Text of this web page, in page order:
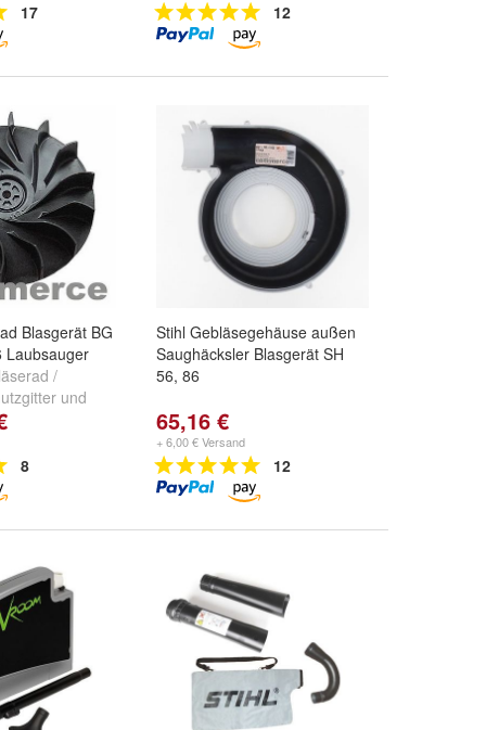
17 12
Blasgerät BG
Laubsauger
/
und
8
Stihl Gebläsegehäuse außen
Saughäcksler Blasgerät SH
56, 86
65,16 €
+ 6,00 € Versand
12